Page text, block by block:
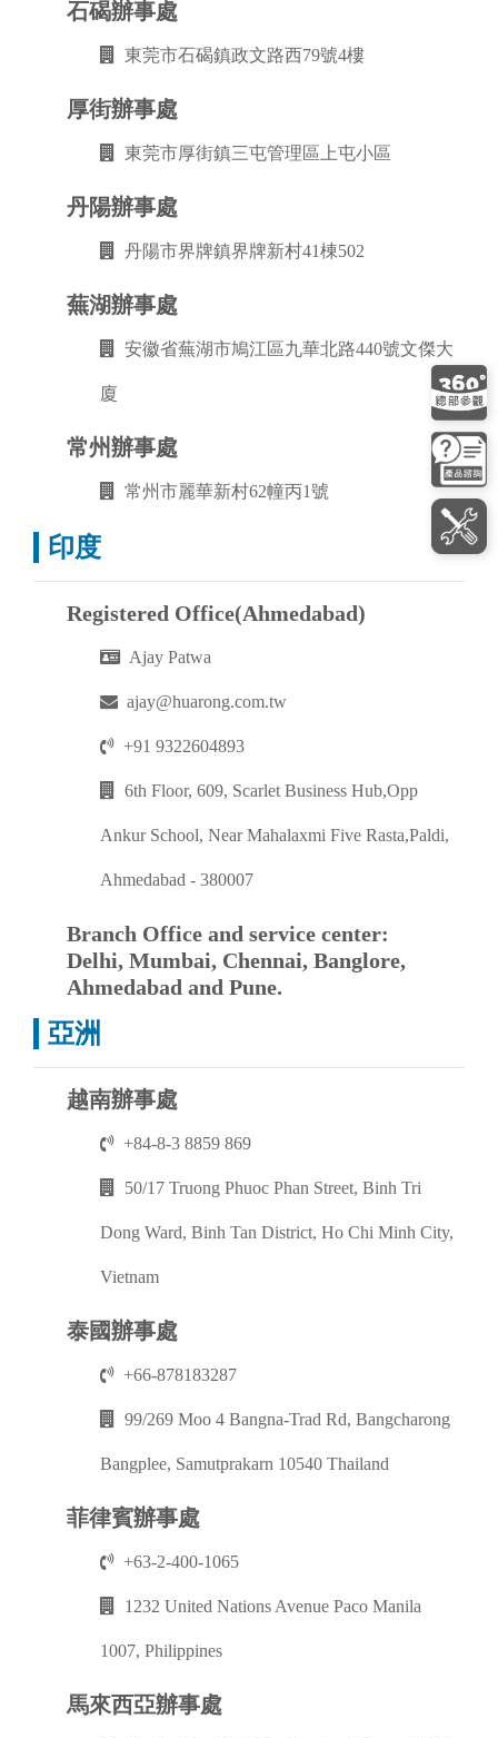
石碣辦事處
東莞市石碣鎮政文路西79號4樓
厚街辦事處
東莞市厚街鎮三屯管理區上屯小區
丹陽辦事處
丹陽市界牌鎮界牌新村41棟502
蕪湖辦事處
安徽省蕪湖市鳩江區九華北路440號文傑大
廈
常州辦事處
常州市麗華新村62幢丙1號
印度
Registered Office(Ahmedabad)
Ajay Patwa
ajay@huarong.com.tw
+91 9322604893
6th Floor, 609, Scarlet Business Hub,Opp
Ankur School, Near Mahalaxmi Five Rasta,Paldi,
Ahmedabad - 380007
Branch Office and service center:
Delhi, Mumbai, Chennai, Banglore,
Ahmedabad and Pune.
亞洲
越南辦事處
+84-8-3 8859 869
50/17 Truong Phuoc Phan Street, Binh Tri
Dong Ward, Binh Tan District, Ho Chi Minh City,
Vietnam
泰國辦事處
+66-878183287
99/269 Moo 4 Bangna-Trad Rd, Bangcharong
Bangplee, Samutprakarn 10540 Thailand
菲律賓辦事處
+63-2-400-1065
1232 United Nations Avenue Paco Manila
1007, Philippines
馬來西亞辦事處